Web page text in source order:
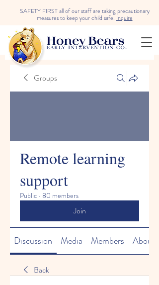
SAFETY FIRST all of our staff are taking precautionary
measures to keep your child safe.Inquire
Groups
Remote learning
support
Public · 80 members
Join
Discussion Media Members About
Back